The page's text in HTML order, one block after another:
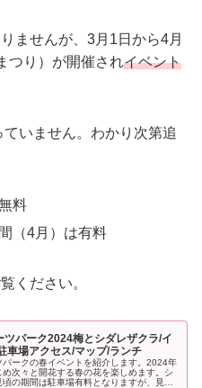
ませんが、3月1日から4月
つり）が開催されイベント
いません。わかり次第追
料
（4月）は有料
ください。
ツパーク2024梅とシダレザクラ/イ
車場アクセス/マップ/ランチ
パークの春イベントを紹介します。2024年
め次々と開花する春の花を楽しめます。シ
の期間は駐車場有料となりますが、見事